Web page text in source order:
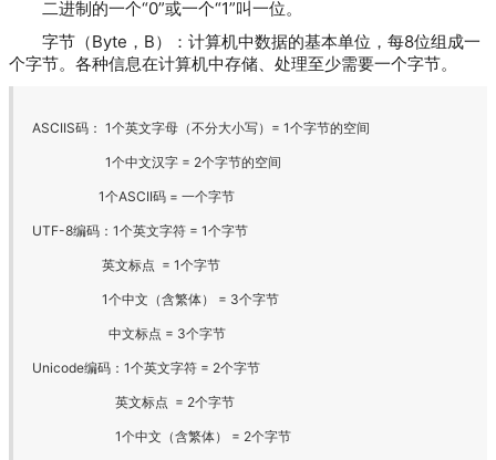
二进制的一个“0”或一个“1”叫一位。
字节（Byte，B）：计算机中数据的基本单位，每8位组成一
个字节。各种信息在计算机中存储、处理至少需要一个字节。
ASCIIS码： 1个英文字母（不分大小写）= 1个字节的空间
1个中文汉字 = 2个字节的空间
1个ASCII码 = 一个字节
UTF-8编码：1个英文字符 = 1个字节
英文标点 = 1个字节
1个中文（含繁体） = 3个字节
中文标点 = 3个字节
Unicode编码：1个英文字符 = 2个字节
英文标点 = 2个字节
1个中文（含繁体） = 2个字节